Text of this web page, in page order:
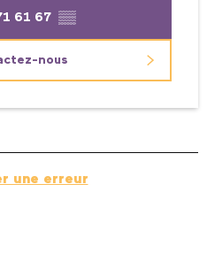
61 67 ▒▒
nous
une erreur